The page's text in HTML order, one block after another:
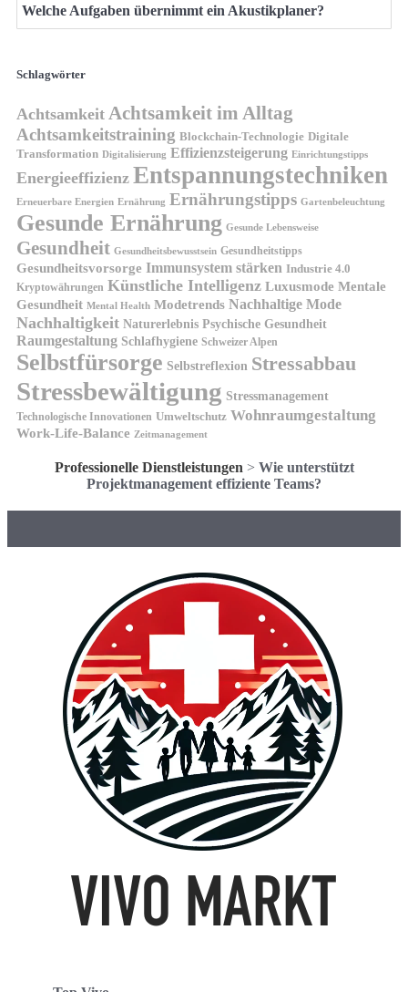
Welche Aufgaben übernimmt ein Akustikplaner?
Schlagwörter
Achtsamkeit Achtsamkeit im Alltag
Achtsamkeitstraining Blockchain-Technologie Digitale
Transformation Digitalisierung Effizienzsteigerung Einrichtungstipps
Energieeffizienz Entspannungstechniken
Erneuerbare Energien Ernährung Ernährungstipps Gartenbeleuchtung
Gesunde Ernährung Gesunde Lebensweise
Gesundheit Gesundheitsbewusstsein Gesundheitstipps
Gesundheitsvorsorge Immunsystem stärken Industrie 4.0
Kryptowährungen Künstliche Intelligenz Luxusmode Mentale
Gesundheit Mental Health Modetrends Nachhaltige Mode
Nachhaltigkeit Naturerlebnis Psychische Gesundheit
Raumgestaltung Schlafhygiene Schweizer Alpen
Selbstfürsorge Selbstreflexion Stressabbau
Stressbewältigung Stressmanagement
Technologische Innovationen Umweltschutz Wohnraumgestaltung
Work-Life-Balance Zeitmanagement
Professionelle Dienstleistungen > Wie unterstützt
Projektmanagement effiziente Teams?